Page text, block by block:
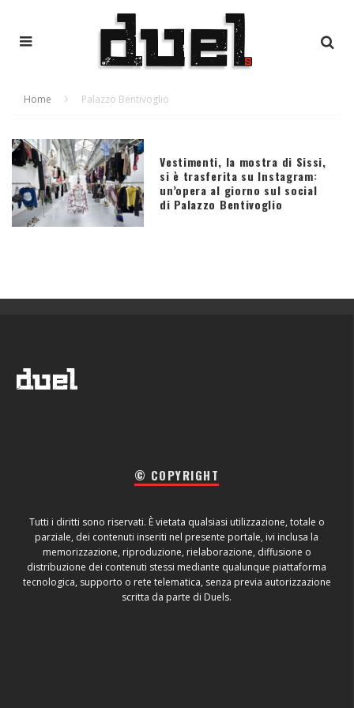
Home Palazzo Bentivoglio
Vestimenti, la mostra di Sissi,
si è trasferita su Instagram:
un’opera al giorno sul social
di Palazzo Bentivoglio
© COPYRIGHT
Tutti i diritti sono riservati. È vietata qualsiasi utilizzazione, totale o
parziale, dei contenuti inseriti nel presente portale, ivi inclusa la
memorizzazione, riproduzione, rielaborazione, diffusione o
distribuzione dei contenuti stessi mediante qualunque piattaforma
tecnologica, supporto o rete telematica, senza previa autorizzazione
scritta da parte di Duels.